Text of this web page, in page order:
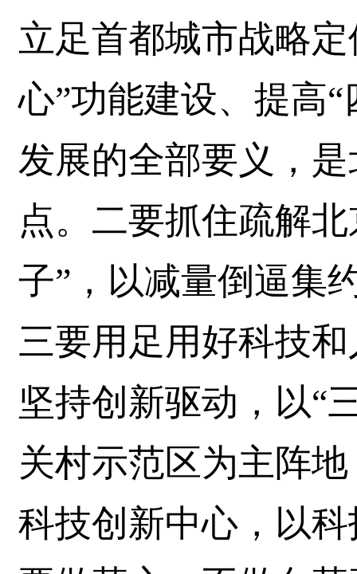
立足首都城市战略
心”功能建设、提高
发展的全部要义，
点。二要抓住疏解
子”，以减量倒逼集
三要用足用好科技
坚持创新驱动，以“
关村示范区为主阵
科技创新中心，以